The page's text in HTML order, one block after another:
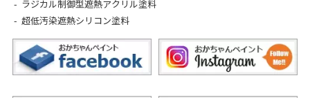
ラジカル制御型遮熱アクリル塗料
超低汚染遮熱シリコン塗料